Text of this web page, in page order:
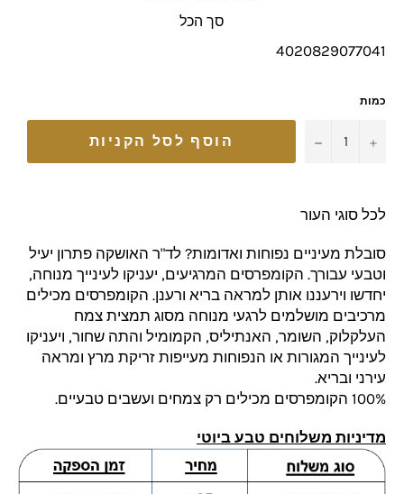
סך הכל
4020829077041
כמות
− + הוסף לסל הקניות
לכל סוגי העור
סובלת מעיניים נפוחות ואדומות? לד"ר האושקה פתרון יעיל
וטבעי עבורך. הקומפרסים המרגיעים, יעניקו לעינייך מנוחה,
יחדשו וירעננו אותן למראה בריא ורענן. הקומפרסים מכילים
מרכיבים מושלמים לרגעי מנוחה מסוג תמצית צמח
העלקלוק, השומר, האנתיליס, הקמומיל והתה שחור, ויעניקו
לעינייך המגורות או הנפוחות מעייפות זריקת מרץ ומראה
עירני ובריא.
100% הקומפרסים מכילים רק צמחים ועשבים טבעיים.
מדיניות משלוחים טבע ביוטי